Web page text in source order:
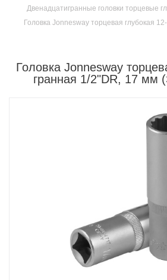
Двенадцатигранные головки торцевые
Головка Jonnesway торцевая глубокая
Головка Jonnesway
гранная 1/2"DR, 17 мм